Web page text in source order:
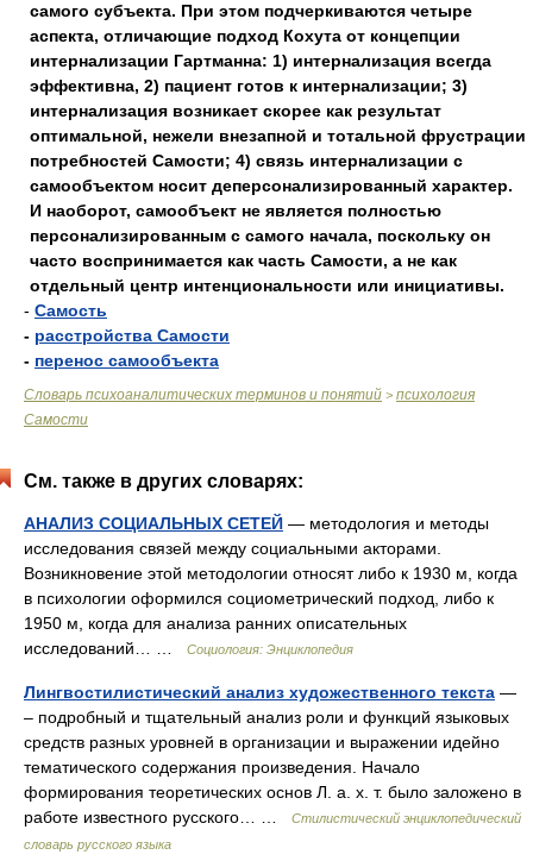
самого субъекта. При этом подчеркиваются четыре
аспекта, отличающие подход Кохута от концепции
интернализации Гартманна: 1) интернализация всегда
эффективна, 2) пациент готов к интернализации; 3)
интернализация возникает скорее как результат
оптимальной, нежели внезапной и тотальной фрустрации
потребностей Самости; 4) связь интернализации с
самообъектом носит деперсонализированный характер.
И наоборот, самообъект не является полностью
персонализированным с самого начала, поскольку он
часто воспринимается как часть Самости, а не как
отдельный центр интенциональности или инициативы.
- Самость
- расстройства Самости
- перенос самообъекта
Словарь психоаналитических терминов и понятий > психология
Самости
См. также в других словарях:
АНАЛИЗ СОЦИАЛЬНЫХ СЕТЕЙ — методология и методы
исследования связей между социальными акторами.
Возникновение этой методологии относят либо к 1930 м, когда
в психологии оформился социометрический подход, либо к
1950 м, когда для анализа ранних описательных
исследований… …
Социология: Энциклопедия
Лингвостилистический анализ художественного текста —
– подробный и тщательный анализ роли и функций языковых
средств разных уровней в организации и выражении идейно
тематического содержания произведения. Начало
формирования теоретических основ Л. а. х. т. было заложено в
работе известного русского… …
Стилистический энциклопедический
словарь русского языка